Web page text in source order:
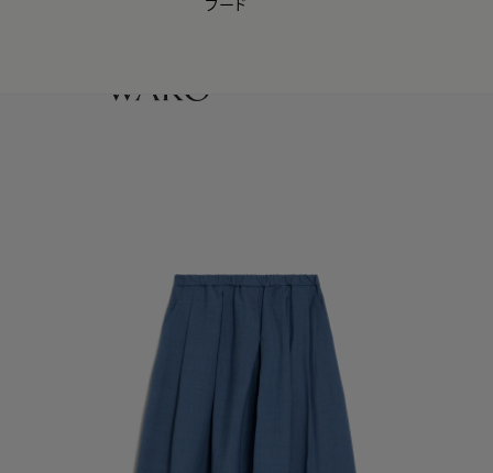
【会員様限定】夏のプレゼントキャンペーン開催中
フード